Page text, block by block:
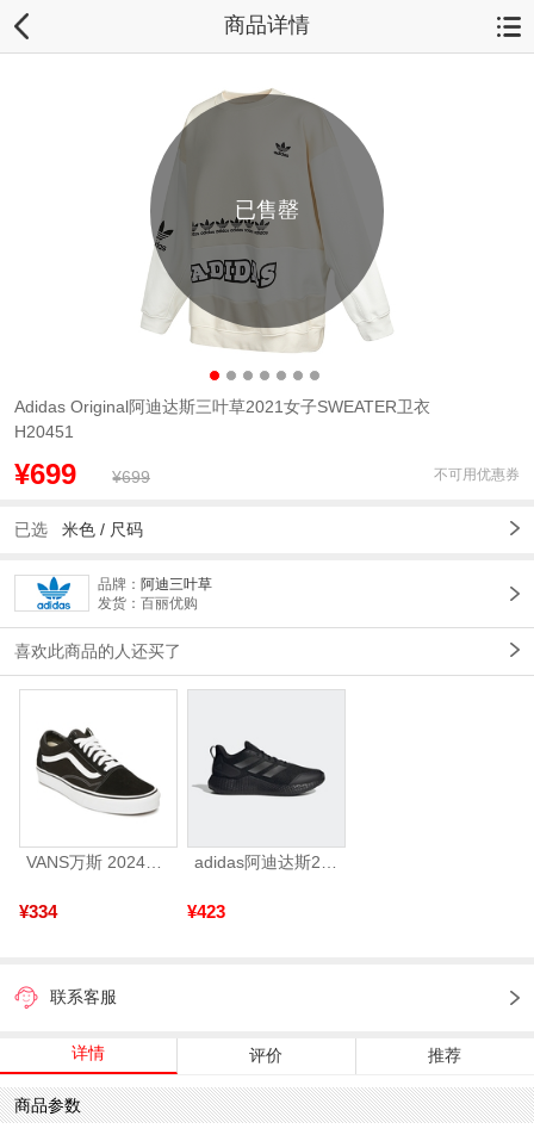
商品详情
已售罄
Adidas Original阿迪达斯三叶草2021女子SWEATER卫衣
H20451
¥699 ¥699 不可用优惠券
已选 米色 / 尺码
品牌： 阿迪三叶草
发货：百丽优购
喜欢此商品的人还买了
VANS万斯 2024年新款中性OldSkool帆布鞋/硫化鞋VN000D3HY28（延续款）
¥334 ¥423
联系客服
详情 评价 推荐
商品参数